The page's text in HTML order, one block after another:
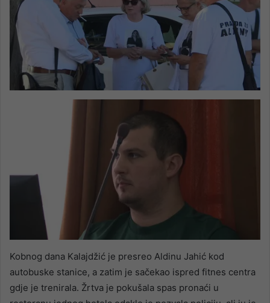
Kobnog dana Kalajdžić je presreo Aldinu Jahić kod
autobuske stanice, a zatim je sačekao ispred fitnes centra
gdje je trenirala. Žrtva je pokušala spas pronaći u